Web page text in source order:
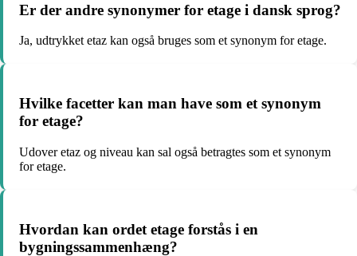
Er der andre synonymer for etage i dansk sprog?
Ja, udtrykket etaz kan også bruges som et synonym for etage.
Hvilke facetter kan man have som et synonym
for etage?
Udover etaz og niveau kan sal også betragtes som et synonym
for etage.
Hvordan kan ordet etage forstås i en
bygningssammenhæng?